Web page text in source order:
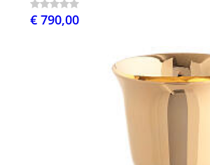
€ 790,00